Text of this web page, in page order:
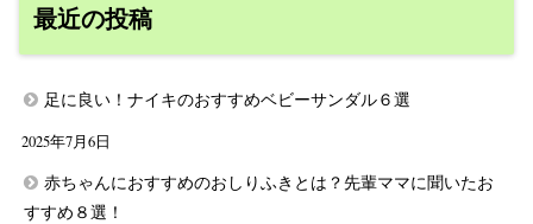
最近の投稿
足に良い！ナイキのおすすめベビーサンダル６選
2025年7月6日
赤ちゃんにおすすめのおしりふきとは？先輩ママに聞いたお
すすめ８選！